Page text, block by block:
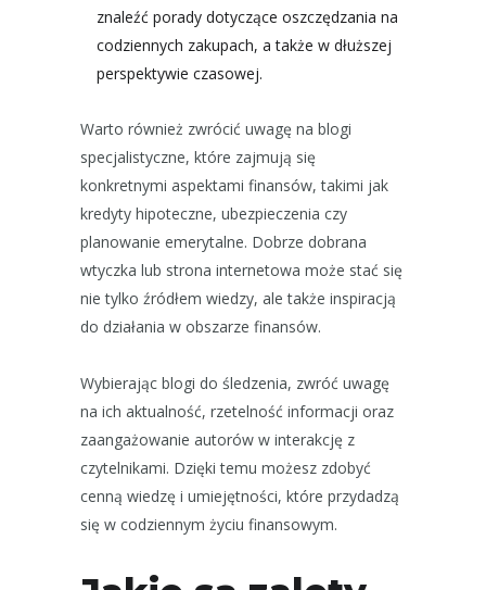
znaleźć porady dotyczące oszczędzania na
codziennych zakupach, a także w dłuższej
perspektywie czasowej.
Warto również zwrócić uwagę na blogi
specjalistyczne, które zajmują się
konkretnymi aspektami finansów, takimi jak
kredyty hipoteczne, ubezpieczenia czy
planowanie emerytalne. Dobrze dobrana
wtyczka lub strona internetowa może stać się
nie tylko źródłem wiedzy, ale także inspiracją
do działania w obszarze finansów.
Wybierając blogi do śledzenia, zwróć uwagę
na ich aktualność, rzetelność informacji oraz
zaangażowanie autorów w interakcję z
czytelnikami. Dzięki temu możesz zdobyć
cenną wiedzę i umiejętności, które przydadzą
się w codziennym życiu finansowym.